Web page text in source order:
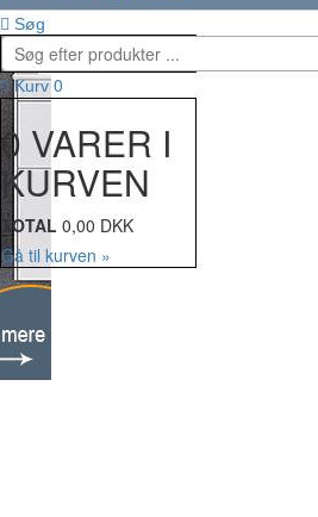
Søg
Kurv 0
0 VARER I
KURVEN
TOTAL 0,00 DKK
Gå til kurven »